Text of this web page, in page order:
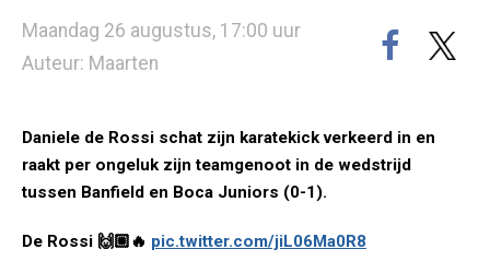
Maandag 26 augustus, 17:00 uur
Auteur: Maarten
Daniele de Rossi schat zijn karatekick verkeerd in en
raakt per ongeluk zijn teamgenoot in de wedstrijd
tussen Banfield en Boca Juniors (0-1).
De Rossi 🙌🏼🔥 pic.twitter.com/jiL06Ma0R8